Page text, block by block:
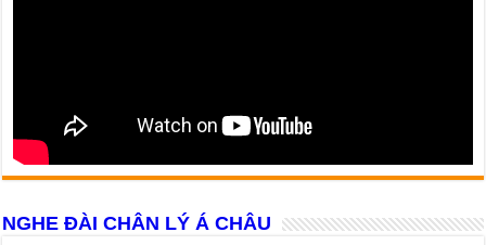
NGHE ĐÀI CHÂN LÝ Á CHÂU